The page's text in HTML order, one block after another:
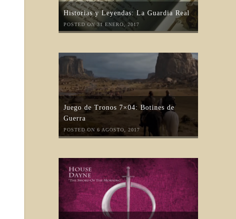
Historias y Leyendas: La Guardia Real
POSTED ON 31 ENERO, 2017
Juego de Tronos 7×04: Botines de
Guerra
POSTED ON 6 AGOSTO, 2017